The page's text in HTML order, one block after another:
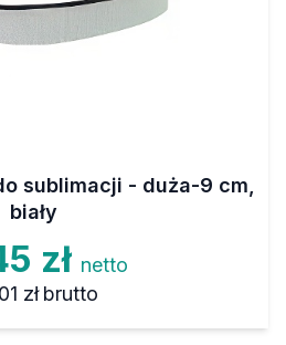
sublimacji - duża-9 cm,
biały
zł netto
zł brutto